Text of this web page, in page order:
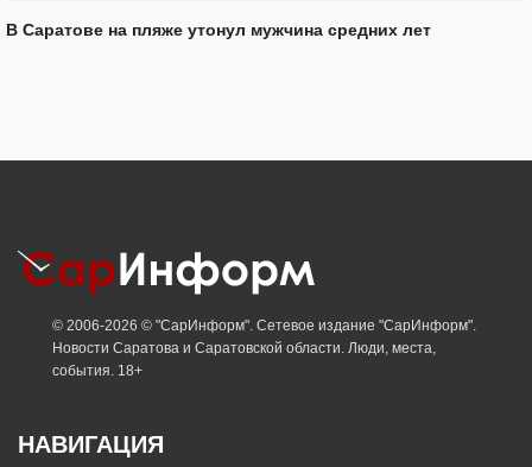
В Саратове на пляже утонул мужчина средних лет
© 2006-2026 © "СарИнформ". Сетевое издание "СарИнформ".
Новости Саратова и Саратовской области. Люди, места,
события. 18+
НАВИГАЦИЯ